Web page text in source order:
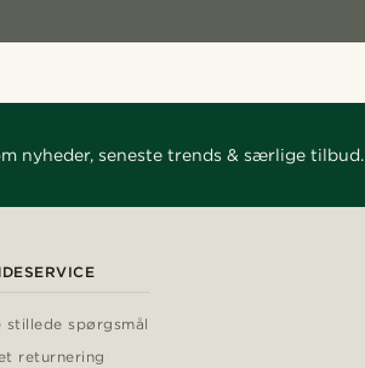
nyheder, seneste trends & særlige tilbud.
stillede spørgsmål
returnering